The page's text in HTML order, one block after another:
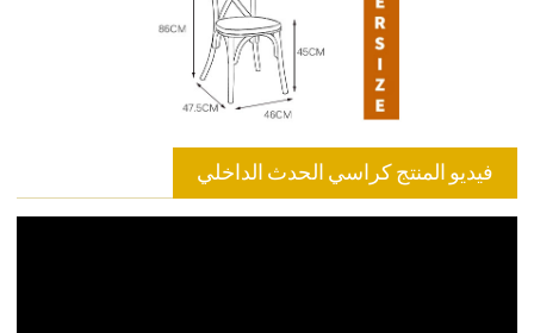
فيديو المنتج كراسي الحدث الداخلي